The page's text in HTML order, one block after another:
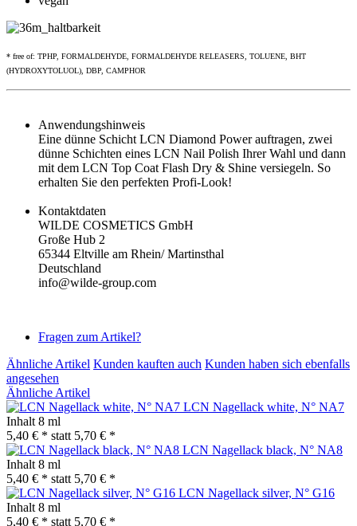
* free of: TPHP, FORMALDEHYDE, FORMALDEHYDE RELEASERS, TOLUENE, BHT
(HYDROXYTOLUOL), DBP, CAMPHOR
Anwendungshinweis
Eine dünne Schicht LCN Diamond Power auftragen, zwei
dünne Schichten eines LCN Nail Polish Ihrer Wahl und dann
mit dem LCN Top Coat Flash Dry & Shine versiegeln. So
erhalten Sie den perfekten Profi-Look!
Kontaktdaten
WILDE COSMETICS GmbH
Große Hub 2
65344 Eltville am Rhein/ Martinsthal
Deutschland
info@wilde-group.com
Fragen zum Artikel?
Ähnliche Artikel Kunden kauften auch Kunden haben sich ebenfalls
angesehen
Ähnliche Artikel
LCN Nagellack white, N° NA7
Inhalt 8 ml
5,40 € * statt 5,70 € *
LCN Nagellack black, N° NA8
Inhalt 8 ml
5,40 € * statt 5,70 € *
LCN Nagellack silver, N° G16
Inhalt 8 ml
5,40 € * statt 5,70 € *